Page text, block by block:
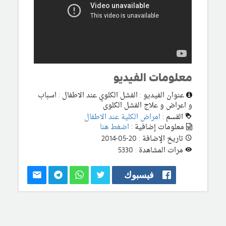
معلومات الفيديو
عنوان الفيديو : الفشل الكلوي عند الاطفال : اسباب
و اعراض و علاج الفشل الكلوى
القسم : امراض الكلية عند الاطفال
معلومات إضافية : اضغط هنا
تاريخ الإضافة : 20-05-2014
مرات المشاهدة : 5330
فيسبوك